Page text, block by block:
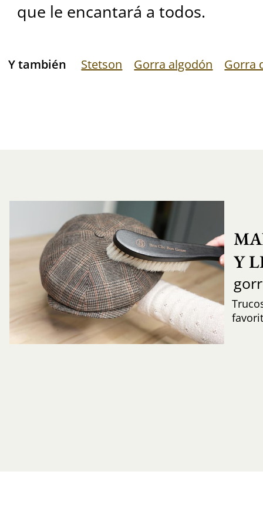
que le encantará a todos.
Y también Stetson Gorra algodón Gorra
Y